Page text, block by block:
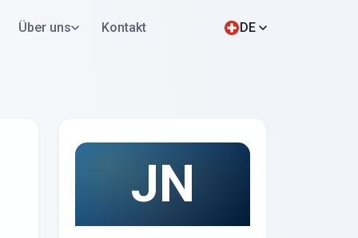
Über uns Kontakt DE
JN